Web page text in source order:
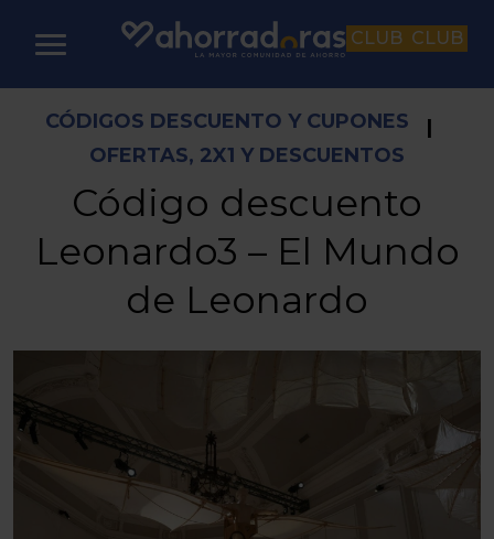
CLUB CLUB
CÓDIGOS DESCUENTO Y CUPONES
|
OFERTAS, 2X1 Y DESCUENTOS
Código descuento
Leonardo3 – El Mundo
de Leonardo